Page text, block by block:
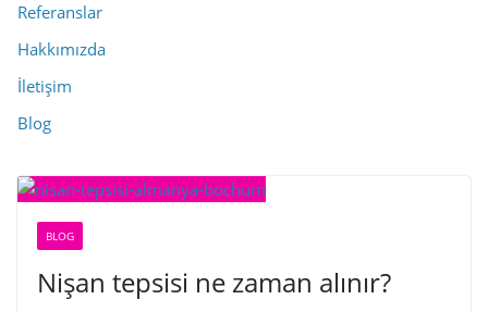
Referanslar
Hakkımızda
İletişim
Blog
BLOG
Nişan tepsisi ne zaman alınır?